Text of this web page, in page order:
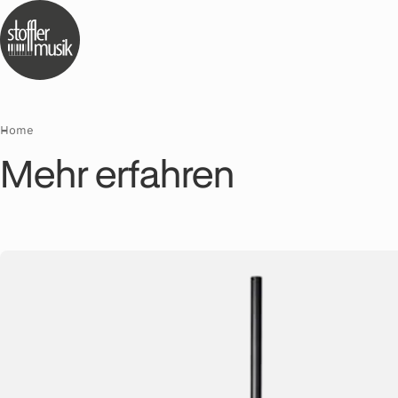
Home
Mehr erfahren